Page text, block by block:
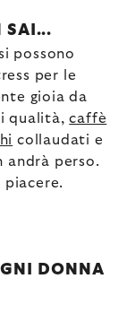
SAI...
possono
per le
gioia da
qualità,caffè
collaudati e
andrà perso.
piacere.
DONNA